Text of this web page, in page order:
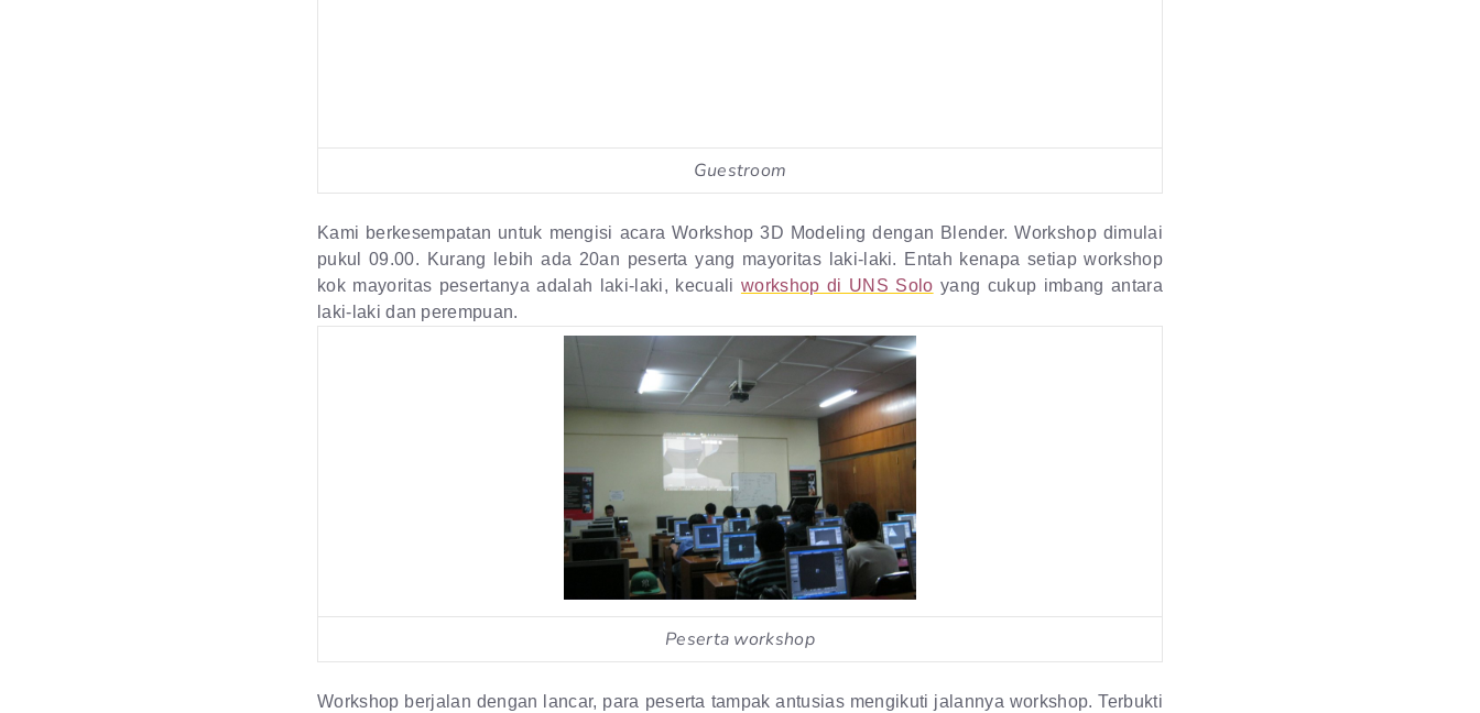
Guestroom
Kami berkesempatan untuk mengisi acara Workshop 3D Modeling dengan Blender. Workshop dimulai
pukul 09.00. Kurang lebih ada 20an peserta yang mayoritas laki-laki. Entah kenapa setiap workshop
kok mayoritas pesertanya adalah laki-laki, kecuali workshop di UNS Solo yang cukup imbang antara
laki-laki dan perempuan.
Peserta workshop
Workshop berjalan dengan lancar, para peserta tampak antusias mengikuti jalannya workshop. Terbukti